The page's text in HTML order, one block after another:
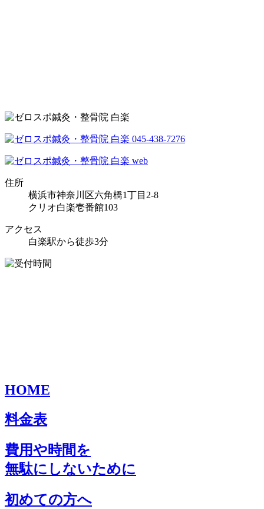
住所
横浜市神奈川区六角橋1丁目2-8
クリオ白楽壱番館103
アクセス
白楽駅から徒歩3分
HOME
料金表
費用や時間を
無駄にしないために
初めての方へ